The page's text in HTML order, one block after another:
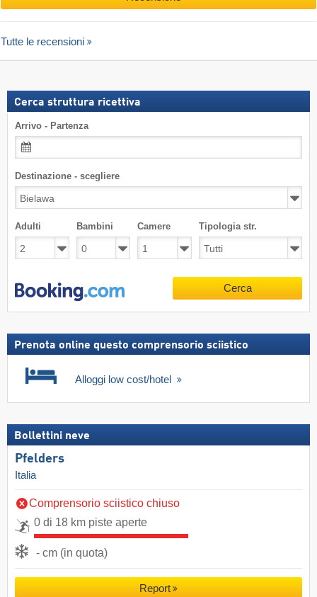
Tutte le recensioni
Cerca struttura ricettiva
Arrivo - Partenza
Destinazione - scegliere
Adulti Bambini Camere Tipologia str.
Cerca
Prenota online questo comprensorio sciistico
Alloggi low cost/hotel
Bollettini neve
Pfelders
Italia
Comprensorio sciistico chiuso
0 di 18 km piste aperte
- cm (in quota)
Report